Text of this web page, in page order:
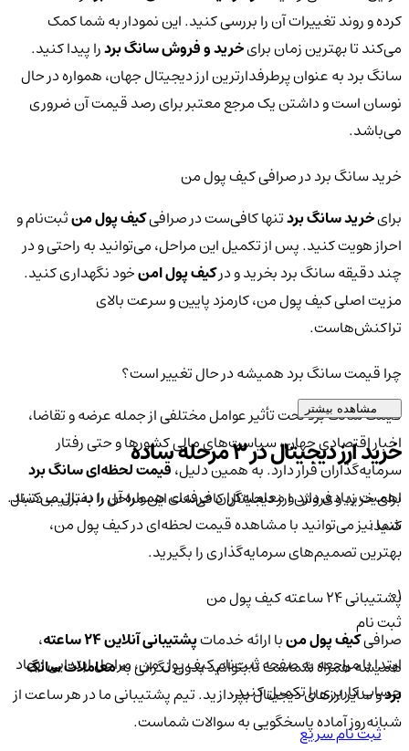
کرده و روند تغییرات آن را بررسی کنید. این نمودار به شما کمک
می‌کند تا بهترین زمان برایخرید و فروش سانگ بردرا پیدا کنید.
سانگ برد به عنوان پرطرفدارترین ارز دیجیتال جهان، همواره در حال
نوسان است و داشتن یک مرجع معتبر برای رصد قیمت آن ضروری
می‌باشد.
خرید سانگ برد در صرافی کیف پول من
برایخرید سانگ بردتنها کافی‌ست در صرافیکیف پول منثبت‌نام و
احراز هویت کنید. پس از تکمیل این مراحل، می‌توانید به راحتی و در
چند دقیقه سانگ برد بخرید و درکیف پول امنخود نگهداری کنید.
مزیت اصلی کیف پول من، کارمزد پایین و سرعت بالای
تراکنش‌هاست.
چرا قیمت سانگ برد همیشه در حال تغییر است؟
قیمت سانگ برد تحت تأثیر عوامل مختلفی از جمله عرضه و تقاضا،
اخبار اقتصادی جهان، سیاست‌های مالی کشورها و حتی رفتار
سرمایه‌گذاران قرار دارد. به همین دلیل،قیمت لحظه‌ای سانگ برد
اهمیت زیادی دارد و معامله‌گران حرفه‌ای همواره آن را دنبال می‌کنند.
شما نیز می‌توانید با مشاهده قیمت لحظه‌ای در کیف پول من،
بهترین تصمیم‌های سرمایه‌گذاری را بگیرید.
پشتیبانی ۲۴ ساعته کیف پول من
صرافیکیف پول منبا ارائه خدماتپشتیبانی آنلاین ۲۴ ساعته
،
همیشه همراه شماست تا بتوانید بدون نگرانی بهمعاملات سانگ
بردو سایر ارزهای دیجیتال بپردازید. تیم پشتیبانی ما در هر ساعت از
شبانه‌روز آماده پاسخگویی به سوالات شماست.
مشاهده بیشتر
خرید ارز دیجیتال در 3 مرحله ساده
برای خرید و فروش ارز دیجیتال کافی‌ست این مراحل را به‌ترتیب دنبال
کنید:
01
ثبت نام
ابتدا با مراجعه به صفحه ثبت‌نام کیف‌ پول من، مراحل ابتدایی ایجاد
حساب کاربری را تکمیل کنید.
ثبت نام سریع